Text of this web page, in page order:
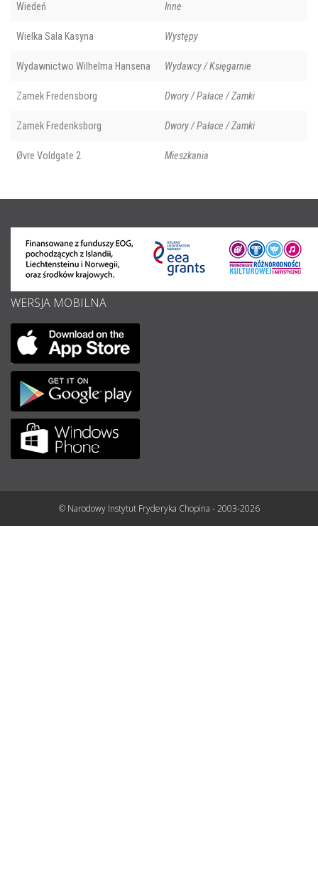
Wiedeń Inne
Wielka Sala Kasyna Występy
Wydawnictwo Wilhelma Hansena Wydawcy / Księgarnie
Zamek Fredensborg Dwory / Pałace / Zamki
Zamek Frederiksborg Dwory / Pałace / Zamki
Øvre Voldgate 2 Mieszkania
WERSJA MOBILNA
© Narodowy Instytut Fryderyka Chopina - 2003-2026